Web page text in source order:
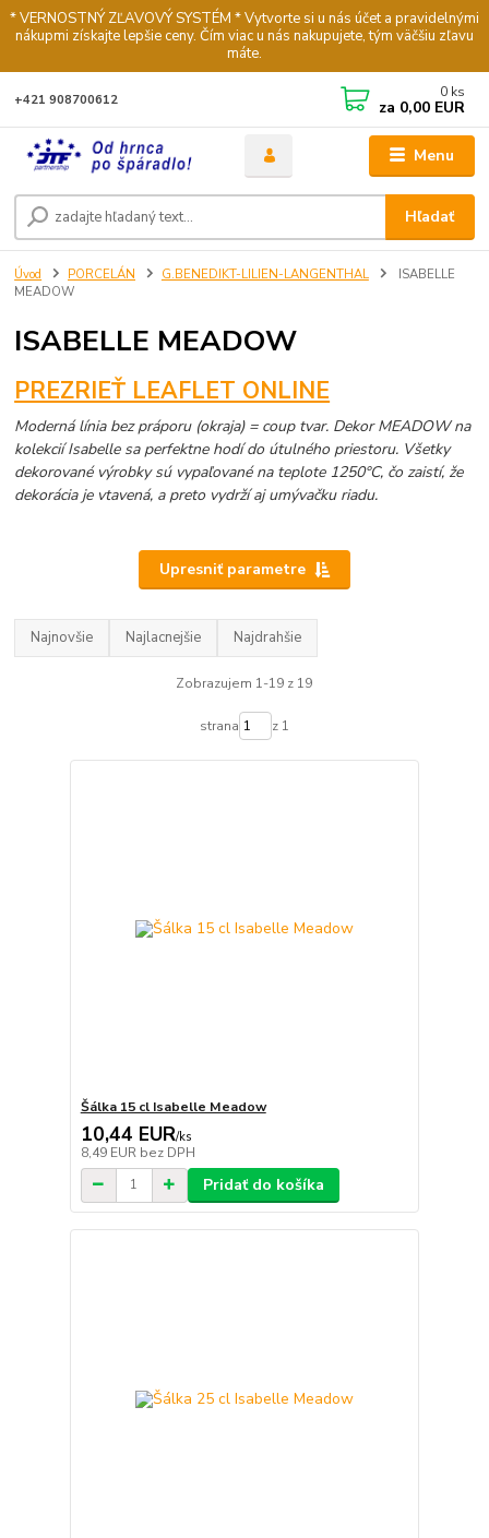
* VERNOSTNÝ ZĽAVOVÝ SYSTÉM * Vytvorte si u nás účet a pravidelnými
nákupmi získajte lepšie ceny. Čím viac u nás nakupujete, tým väčšiu zľavu
máte.
Menu
Hľadať
+421 908700612 0 ks
za 0,00 EUR
Úvod PORCELÁN G.BENEDIKT-LILIEN-LANGENTHAL
ISABELLE
MEADOW
ISABELLE MEADOW
PREZRIEŤ LEAFLET ONLINE
Moderná línia bez práporu (okraja) = coup tvar. Dekor MEADOW na
kolekcií Isabelle sa perfektne hodí do útulného priestoru. Všetky
dekorované výrobky sú vypaľované na teplote 1250°C, čo zaistí, že
dekorácia je vtavená, a preto vydrží aj umývačku riadu.
Upresniť parametre
Najnovšie Najlacnejšie Najdrahšie
Zobrazujem 1-19 z 19
strana z 1
Šálka 15 cl Isabelle Meadow
10,44 EUR/ks
8,49 EUR bez DPH
Pridať do košíka